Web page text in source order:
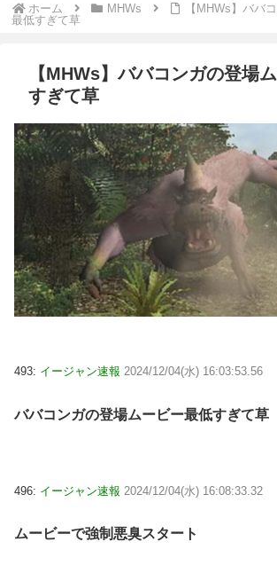
ホーム MHWs
【MHWs】ババ
最低すぎて草
【MHWs】ババコンガの登場
すぎて草
493: イージャン速報 2024/12/04(水) 16:03:53.56
ババコンガの登場ムービー最低すぎて草
496: イージャン速報 2024/12/04(水) 16:08:33.32
ムービーで強制悪臭スタート